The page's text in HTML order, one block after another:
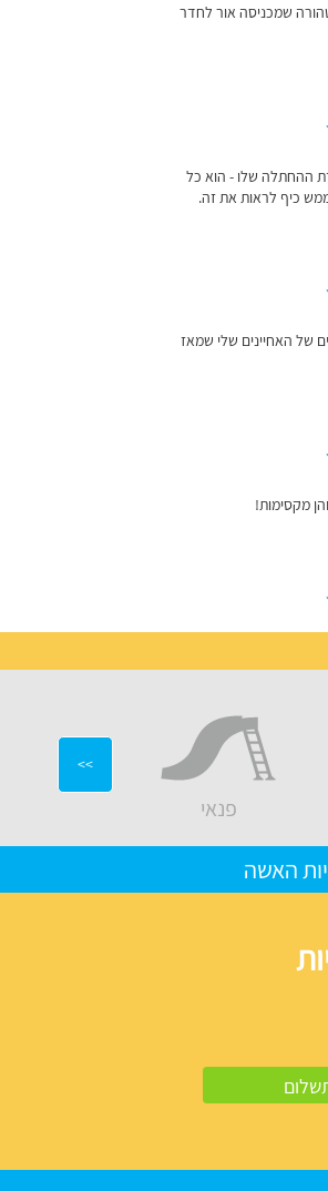
שמכניסה אור לחדר
ההחתלה שלו - הוא כל
כיף לראות את זה.
של האחיינים שלי שמאז
מקסימות!
>>
פנאי
האשה